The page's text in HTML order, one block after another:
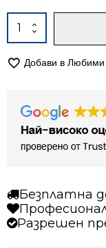
количество
за
160/230
светло
кафяв
Добави в Любими
Безплатна
Разрешен